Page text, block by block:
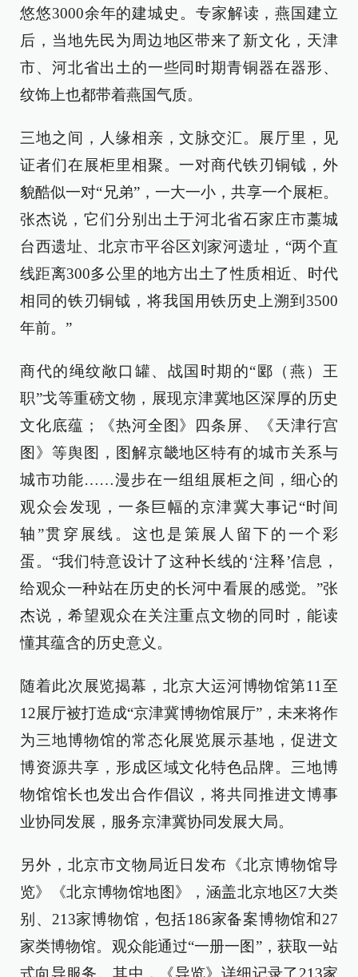
悠悠3000余年的建城史。专家解读，燕国建立
后，当地先民为周边地区带来了新文化，天津
市、河北省出土的一些同时期青铜器在器形、
纹饰上也都带着燕国气质。
三地之间，人缘相亲，文脉交汇。展厅里，见
证者们在展柜里相聚。一对商代铁刃铜钺，外
貌酷似一对“兄弟”，一大一小，共享一个展柜。
张杰说，它们分别出土于河北省石家庄市藁城
台西遗址、北京市平谷区刘家河遗址，“两个直
线距离300多公里的地方出土了性质相近、时代
相同的铁刃铜钺，将我国用铁历史上溯到3500
年前。”
商代的绳纹敞口罐、战国时期的“郾（燕）王
职”戈等重磅文物，展现京津冀地区深厚的历史
文化底蕴；《热河全图》四条屏、《天津行宫
图》等舆图，图解京畿地区特有的城市关系与
城市功能……漫步在一组组展柜之间，细心的
观众会发现，一条巨幅的京津冀大事记“时间
轴”贯穿展线。这也是策展人留下的一个彩
蛋。“我们特意设计了这种长线的‘注释’信息，
给观众一种站在历史的长河中看展的感觉。”张
杰说，希望观众在关注重点文物的同时，能读
懂其蕴含的历史意义。
随着此次展览揭幕，北京大运河博物馆第11至
12展厅被打造成“京津冀博物馆展厅”，未来将作
为三地博物馆的常态化展览展示基地，促进文
博资源共享，形成区域文化特色品牌。三地博
物馆馆长也发出合作倡议，将共同推进文博事
业协同发展，服务京津冀协同发展大局。
另外，北京市文物局近日发布《北京博物馆导
览》《北京博物馆地图》，涵盖北京地区7大类
别、213家博物馆，包括186家备案博物馆和27
家类博物馆。观众能通过“一册一图”，获取一站
式向导服务。其中，《导览》详细记录了213家